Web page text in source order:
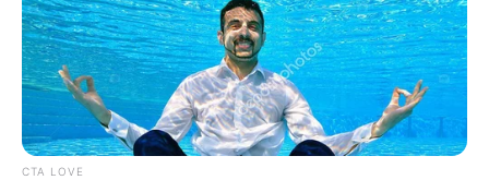
bySzerző • September 7, 2025
CTA LOVE